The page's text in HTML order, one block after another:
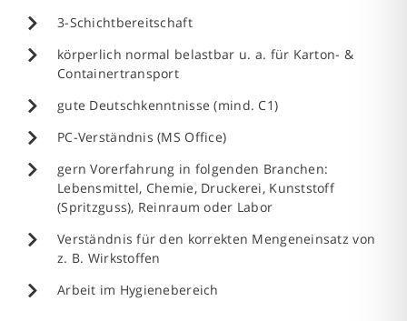
3-Schichtbereitschaft
körperlich normal belastbar u. a. für Karton- &
Containertransport
gute Deutschkenntnisse (mind. C1)
PC-Verständnis (MS Office)
gern Vorerfahrung in folgenden Branchen:
Lebensmittel, Chemie, Druckerei, Kunststoff
(Spritzguss), Reinraum oder Labor
Verständnis für den korrekten Mengeneinsatz von
z. B. Wirkstoffen
Arbeit im Hygienebereich